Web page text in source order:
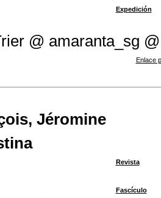
Expedición
@ amaranta_sg @
Enlace
Jéromine
Revista
Fascículo